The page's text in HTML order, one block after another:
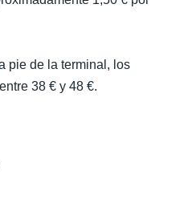
pie de la terminal, los
38 € y 48 €.